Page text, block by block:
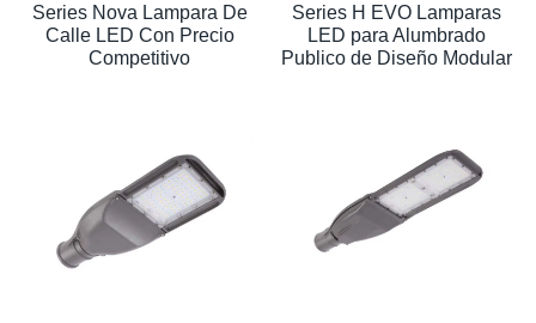
Series Nova Lampara De
Calle LED Con Precio
Competitivo
Series H EVO Lamparas
LED para Alumbrado
Publico de Diseño Modular